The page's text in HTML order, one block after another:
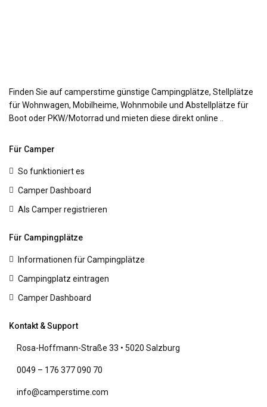
Finden Sie auf camperstime günstige Campingplätze, Stellplätze
für Wohnwagen, Mobilheime, Wohnmobile und Abstellplätze für
Boot oder PKW/Motorrad und mieten diese direkt online ..
Für Camper
So funktioniert es
Camper Dashboard
Als Camper registrieren
Für Campingplätze
Informationen für Campingplätze
Campingplatz eintragen
Camper Dashboard
Kontakt & Support
Rosa-Hoffmann-Straße 33 • 5020 Salzburg
0049 – 176 377 090 70
info@camperstime.com